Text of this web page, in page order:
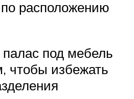
расположению
палас под мебель
чтобы избежать